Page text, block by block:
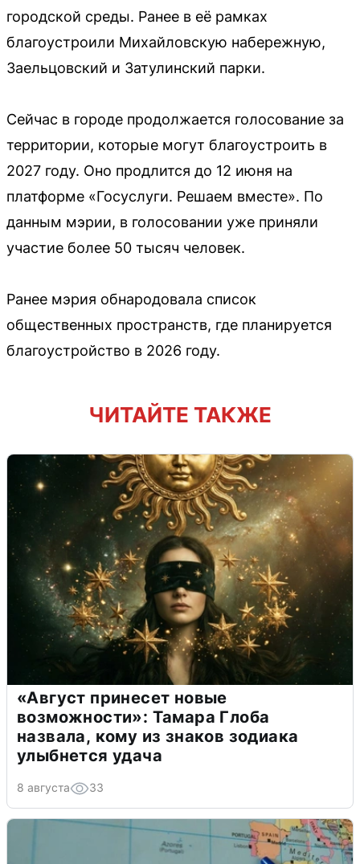
городской среды. Ранее в её рамках
благоустроили Михайловскую набережную,
Заельцовский и Затулинский парки.
Сейчас в городе продолжается голосование за
территории, которые могут благоустроить в
2027 году. Оно продлится до 12 июня на
платформе «Госуслуги. Решаем вместе». По
данным мэрии, в голосовании уже приняли
участие более 50 тысяч человек.
Ранее мэрия обнародовала список
общественных пространств, где планируется
благоустройство в 2026 году.
ЧИТАЙТЕ ТАКЖЕ
«Август принесет новые
возможности»: Тамара Глоба
назвала, кому из знаков зодиака
улыбнется удача
8 августа 33